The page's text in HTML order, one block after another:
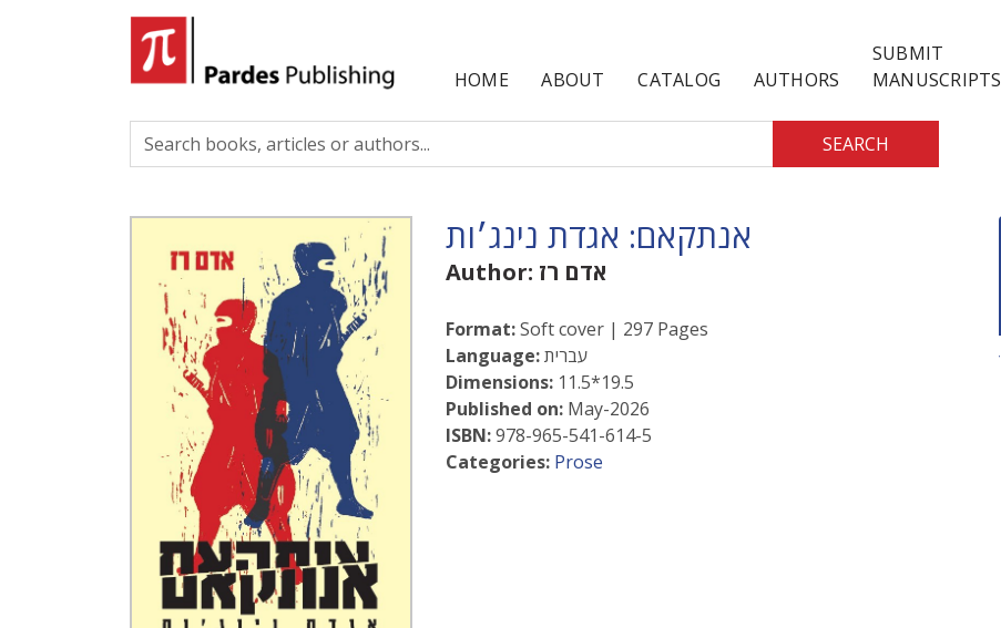
HOME ABOUT CATALOG AUTHORS
SUBMIT
MANUSCRIPTS
SEARCH
אנתקאם: אגדת נינג׳ות
Author: אדם רז
Format:Soft cover | 297 Pages
Language:עברית
Dimensions: 11.5*19.5
Published on: May-2026
ISBN:978-965-541-614-5
Categories: Prose